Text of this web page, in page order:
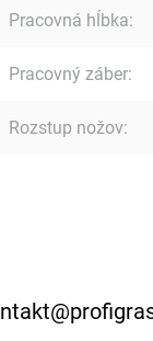
Pracovná hĺbka:
Pracovný záber:
Rozstup nožov:
@